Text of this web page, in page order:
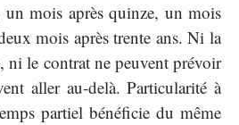
un mois après quinze, un mois
mois après trente ans. Ni la
ni le contrat ne peuvent prévoir
aller au-delà. Particularité à
partiel bénéficie du même